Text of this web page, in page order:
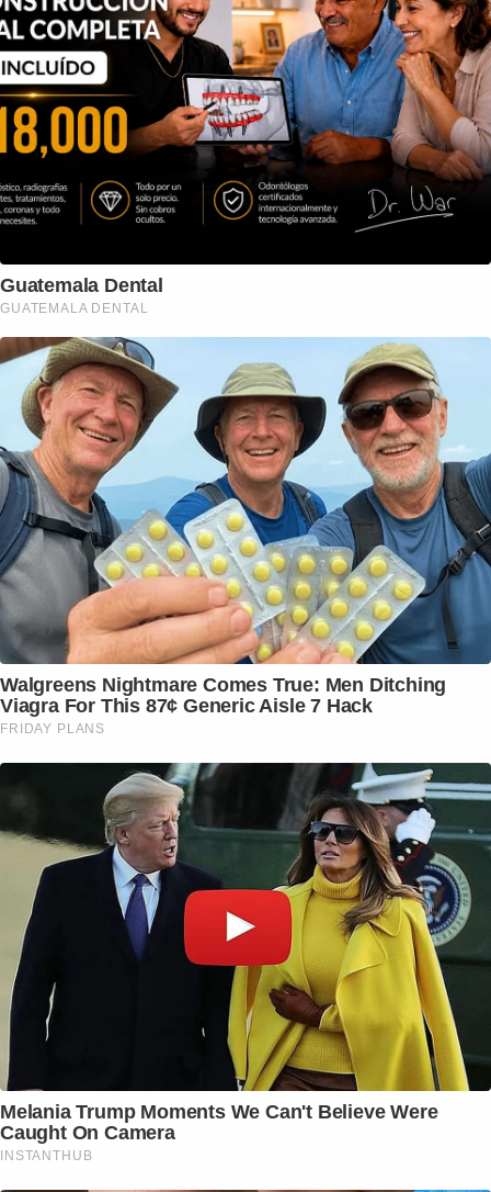
Guatemala Dental
GUATEMALA DENTAL
Walgreens Nightmare Comes True: Men Ditching
Viagra For This 87¢ Generic Aisle 7 Hack
FRIDAY PLANS
Melania Trump Moments We Can't Believe Were
Caught On Camera
INSTANTHUB